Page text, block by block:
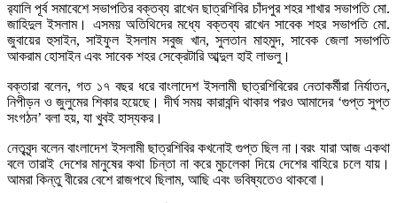
র‍্যালি পূর্ব সমাবেশে সভাপতির বক্তব্য রাখেন ছাত্রশিবির চাঁদপুর শহর শাখার সভাপতি মো.
জাহিদুল ইসলাম। এসময় অতিথিদের মধ্যে বক্তব্য রাখেন সাবেক শহর সভাপতি মো.
জুবায়ের হুসাইন, সাইফুল ইসলাম সবুজ খান, সুলতান মাহমুদ, সাবেক জেলা সভাপতি
আকরাম হোসাইন এবং সাবেক শহর সেক্রেটারি আব্দুল হাই লাভলু।
বক্তারা বলেন, গত ১৭ বছর ধরে বাংলাদেশ ইসলামী ছাত্রশিবিরের নেতাকর্মীরা নির্যাতন,
নিপীড়ন ও জুলুমের শিকার হয়েছে। দীর্ঘ সময় কারাবন্দি থাকার পরও আমাদের ‘গুপ্ত সুপ্ত
সংগঠন’ বলা হয়, যা খুবই হাস্যকর।
নেতৃবৃন্দ বলেন বাংলাদেশ ইসলামী ছাত্রশিবির কখনোই গুপ্ত ছিল না।বরং যারা আজ একথা
বলে তারাই দেশের মানুষের কথা চিন্তা না করে মুচলেকা দিয়ে দেশের বাহিরে চলে যায়।
আমরা কিন্তু বীরের বেশে রাজপথে ছিলাম, আছি এবং ভবিষ্যতেও থাকবো।